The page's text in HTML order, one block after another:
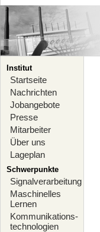
Institut
Startseite
Nachrichten
Jobangebote
Presse
Mitarbeiter
Über uns
Lageplan
Schwerpunkte
Signalverarbeitung
Maschinelles
Lernen
Kommunikations-
technologien